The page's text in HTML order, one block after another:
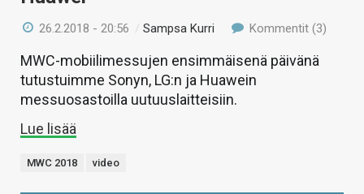
26.2.2018 - 20:56 /Sampsa Kurri Kommentit (3)
MWC-mobiilimessujen ensimmäisenä päivänä
tutustuimme Sonyn, LG:n ja Huawein
messuosastoilla uutuuslaitteisiin.
Lue lisää
MWC 2018 video